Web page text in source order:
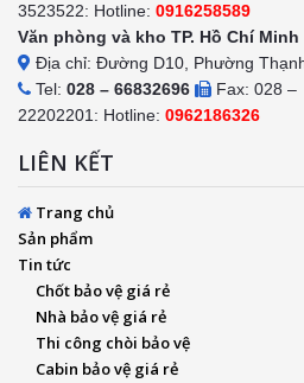
3523522: Hotline: 0916258589
Văn phòng và kho TP. Hồ Chí Minh
Địa chỉ: Đường D10, Phường
Tel: 028 – 66832696
Fax: 028 –
22202201: Hotline: 0962186326
LIÊN KẾT
Trang chủ
Sản phẩm
Tin tức
Chốt bảo vệ giá rẻ
Nhà bảo vệ giá rẻ
Thi công chòi bảo vệ
Cabin bảo vệ giá rẻ